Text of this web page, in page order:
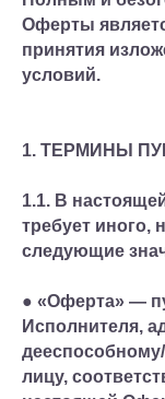
Оферты
принятия
условий.
1. ТЕРМИНЫ
1.1. В
требует
следующие
● «Оферта» —
Исполнителя,
лицу,